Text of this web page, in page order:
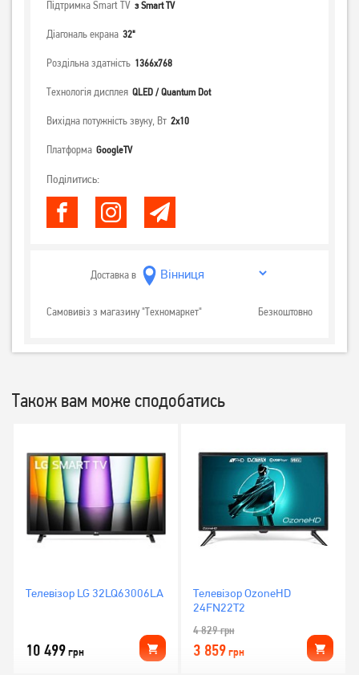
Підтримка Smart TV з Smart TV
Діагональ екрана 32"
Роздільна здатність 1366x768
Технологія дисплея QLED / Quantum Dot
Вихідна потужність звуку, Вт 2х10
Платформа GoogleTV
Поділитись:
Доставка в
Самовивіз з магазину "Техномаркет" Безкоштовно
Також вам може сподобатись
Телевізор LG 32LQ63006LA
10 499грн
Телевізор OzoneHD
24FN22T2
4 829грн
3 859грн